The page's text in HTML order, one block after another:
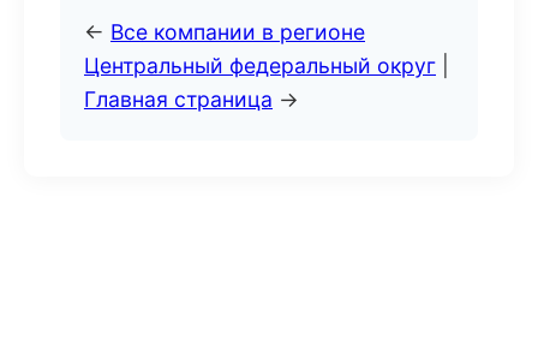
← Все компании в регионе
Центральный федеральный округ
Главная страница →